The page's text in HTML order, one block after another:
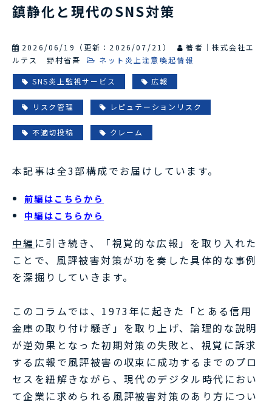
鎮静化と現代のSNS対策
2026/06/19 （更新： 2026/07/21 ）
著者｜株式会社エ
ルテス 野村省吾
ネット炎上注意喚起情報
SNS炎上監視サービス 広報
リスク管理 レピュテーションリスク
不適切投稿 クレーム
本記事は全3部構成でお届けしています。
前編はこちらから
中編はこちらから
中編 に引き続き、「視覚的な広報」を取り入れた
ことで、風評被害対策が功を奏した具体的な事例
を深掘りしていきます。
このコラムでは、1973年に起きた「とある信用
金庫の取り付け騒ぎ」を取り上げ、論理的な説明
が逆効果となった初期対策の失敗と、視覚に訴求
する広報で風評被害の収束に成功するまでのプロ
セスを紐解きながら、現代のデジタル時代におい
て企業に求められる風評被害対策のあり方につい